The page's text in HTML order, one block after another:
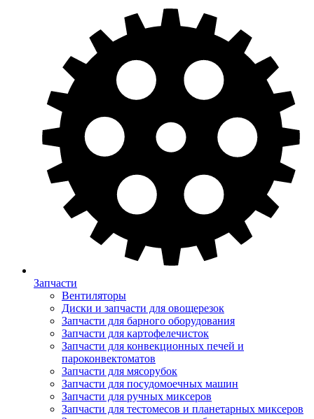
Запчасти
Вентиляторы
Диски и запчасти для овощерезок
Запчасти для барного оборудования
Запчасти для картофелечисток
Запчасти для конвекционных печей и
пароконвектоматов
Запчасти для мясорубок
Запчасти для посудомоечных машин
Запчасти для ручных миксеров
Запчасти для тестомесов и планетарных миксеров